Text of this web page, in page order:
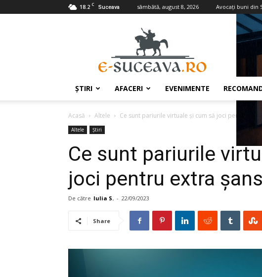
18.2 C Suceava sâmbătă, august 8, 2026 Avocaţi buni din
ŞTIRI AFACERI EVENIMENTE
Acasă Altele Ce sunt pariurile virtuale și cum să joci pentru
Altele Ştiri
Ce sunt pariurile
joci pentru extra
De către Iulia S. - 22/09/2023
Share